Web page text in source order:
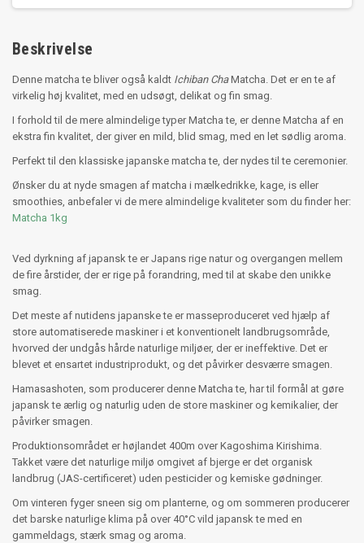
Beskrivelse
Denne matcha te bliver også kaldt Ichiban ChaMatcha. Det er en te af
virkelig høj kvalitet, med en udsøgt, delikat og fin smag.
I forhold til de mere almindelige typer Matcha te, er denne Matcha af en
ekstra fin kvalitet, der giver en mild, blid smag, med en let sødlig aroma.
Perfekt til den klassiske japanske matcha te, der nydes til te ceremonier.
Ønsker du at nyde smagen af matcha i mælkedrikke, kage, is eller
smoothies, anbefaler vi de mere almindelige kvaliteter som du finder her:
Matcha 1kg
Ved dyrkning af japansk te er Japans rige natur og overgangen mellem ​​
de fire årstider, der er rige på forandring, med til at skabe den unikke
smag.
Det meste af nutidens japanske te er masseproduceret ved hjælp af
store automatiserede maskiner i et konventionelt landbrugsområde,
hvorved der undgås hårde naturlige miljøer, der er ineffektive. Det er
blevet et ensartet industriprodukt, og det påvirker desværre smagen.
Hamasashoten, som producerer denne Matcha te, har til formål at gøre
japansk te ærlig og naturlig uden de store maskiner og kemikalier, der
påvirker smagen.
Produktionsområdet er højlandet 400m over Kagoshima Kirishima.
Takket være det naturlige miljø omgivet af bjerge er det organisk
landbrug (JAS-certificeret) uden pesticider og kemiske gødninger.
Om vinteren fyger sneen sig om planterne, og om sommeren producerer
det barske naturlige klima på over 40°C vild japansk te med en
gammeldags, stærk smag og aroma.